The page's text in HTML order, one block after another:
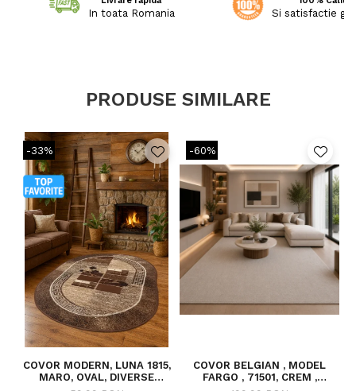
In toata Romania Si satisfactie
PRODUSE SIMILARE
-33%
COVOR MODERN, LUNA 1815,
MARO, OVAL, DIVERSE
-60%
COVOR BELGIAN , MODEL
FARGO , 71501, CREM ,